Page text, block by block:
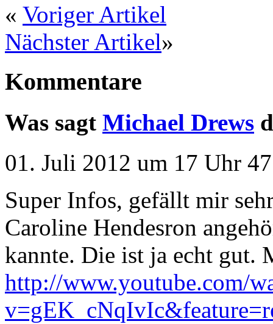
« Voriger Artikel
Nächster Artikel»
Kommentare
Was sagt Michael Drews
01. Juli 2012 um 17 Uhr
Super Infos, gefällt mir
Caroline Hendesron
kannte. Die ist ja echt gut.
http://www.youtube.com/